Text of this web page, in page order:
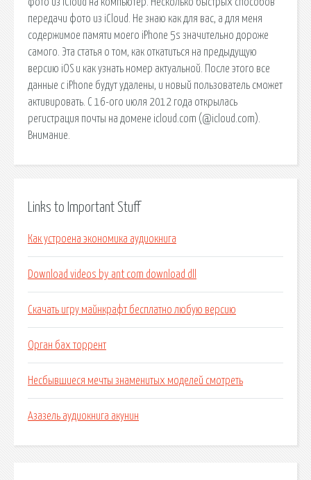
передачи фото из iCloud. Не знаю как для вас, а для меня
содержимое памяти моего iPhone 5s значительно дороже
самого. Эта статья о том, как откатиться на предыдущую
версию iOS и как узнать номер актуальной. После этого все
данные с iPhone будут удалены, и новый пользователь сможет
активировать. C 16-ого июля 2012 года открылась
регистрация почты на домене icloud.com (@icloud.com).
Внимание.
Links to Important Stuff
Как устроена экономика аудиокнига
Download videos by ant com download dll
Скачать игру майнкрафт бесплатно любую версию
Орган бах торрент
Несбывшиеся мечты знаменитых моделей смотреть
Азазель аудиокнига акунин